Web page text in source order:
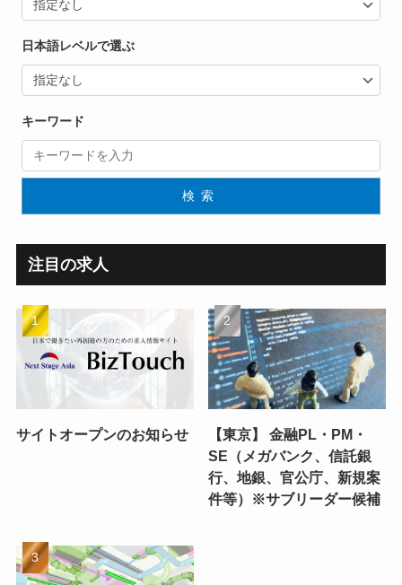
日本語レベルで選ぶ
キーワード
検索
注目の求人
サイトオープンのお知らせ
【東京】 金融PL・PM・
SE（メガバンク、信託銀
行、地銀、官公庁、新規案
件等）※サブリーダー候補